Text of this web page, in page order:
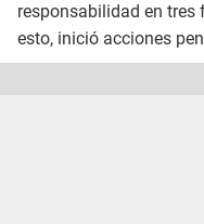
responsabilidad en tres
esto, inició acciones